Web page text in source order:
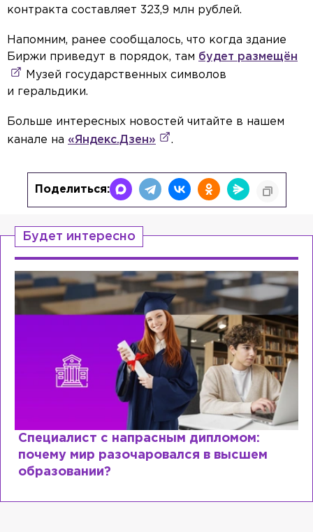
контракта составляет 323,9 млн рублей.
Напомним, ранее сообщалось, что когда здание
Биржи приведут в порядок, там будет размещён
Музей государственных символов
и геральдики.
Больше интересных новостей читайте в нашем
канале на «Яндекс.Дзен» .
Поделиться:
Будет интересно
Специалист с напрасным дипломом:
почему мир разочаровался в высшем
образовании?